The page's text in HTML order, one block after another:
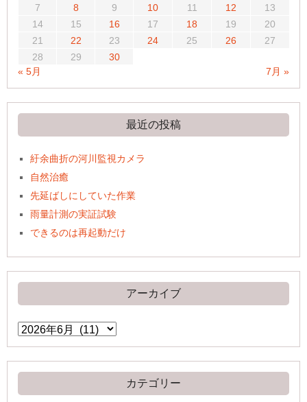
7
8 9 10 11 12
13
14
15 16 17 18 19
20
21
22 23 24 25 26
27
28
29
30
« 5月
7月 »
最近の投稿
紆余曲折の河川監視カメラ
自然治癒
先延ばしにしていた作業
雨量計測の実証試験
できるのは再起動だけ
アーカイブ
ア
ー
イ
ブ
カテゴリー